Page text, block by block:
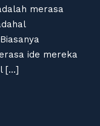
merasa
ide mereka
[…]